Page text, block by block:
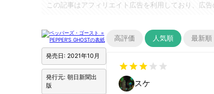
この記事はアフィリエイト広告を利用しており、広告
発売日: 2021年10月
発行元: 朝日新聞出
版
高評価 人気順 最新順
star star star star star
スケ